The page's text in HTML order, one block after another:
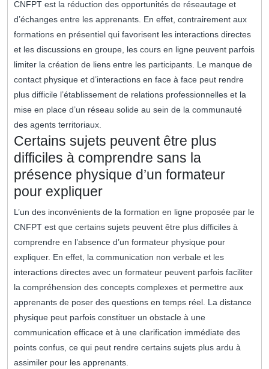
CNFPT est la réduction des opportunités de réseautage et
d’échanges entre les apprenants. En effet, contrairement aux
formations en présentiel qui favorisent les interactions directes
et les discussions en groupe, les cours en ligne peuvent parfois
limiter la création de liens entre les participants. Le manque de
contact physique et d’interactions en face à face peut rendre
plus difficile l’établissement de relations professionnelles et la
mise en place d’un réseau solide au sein de la communauté
des agents territoriaux.
Certains sujets peuvent être plus
difficiles à comprendre sans la
présence physique d’un formateur
pour expliquer
L’un des inconvénients de la formation en ligne proposée par le
CNFPT est que certains sujets peuvent être plus difficiles à
comprendre en l’absence d’un formateur physique pour
expliquer. En effet, la communication non verbale et les
interactions directes avec un formateur peuvent parfois faciliter
la compréhension des concepts complexes et permettre aux
apprenants de poser des questions en temps réel. La distance
physique peut parfois constituer un obstacle à une
communication efficace et à une clarification immédiate des
points confus, ce qui peut rendre certains sujets plus ardu à
assimiler pour les apprenants.